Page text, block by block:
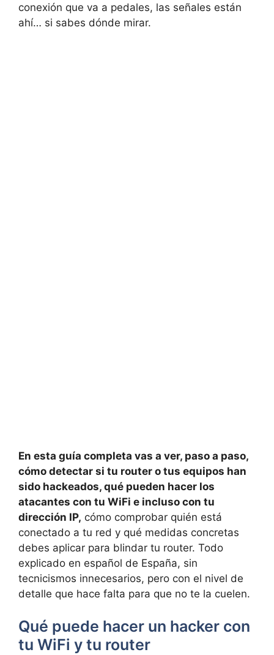
conexión que va a pedales, las señales están
ahí… si sabes dónde mirar.
En esta guía completa vas a ver, paso a paso,
cómo detectar si tu router o tus equipos han
sido hackeados, qué pueden hacer los
atacantes con tu WiFi e incluso con tu
dirección IP, cómo comprobar quién está
conectado a tu red y qué medidas concretas
debes aplicar para blindar tu router. Todo
explicado en español de España, sin
tecnicismos innecesarios, pero con el nivel de
detalle que hace falta para que no te la cuelen.
Qué puede hacer un hacker con
tu WiFi y tu router